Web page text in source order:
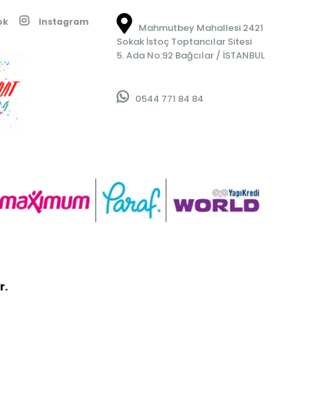
Instagram
Mahmutbey Mahallesi 2421
Sokak İstoç Toptancılar Sitesi
5. Ada No:92 Bağcılar / İSTANBUL
0544 771 84 84